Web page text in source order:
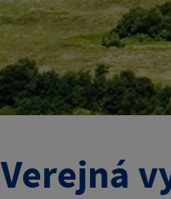
Verejná